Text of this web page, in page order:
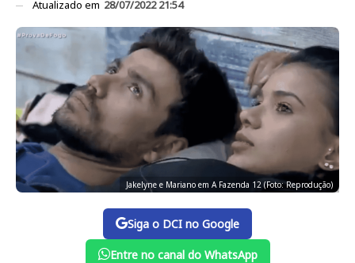
Atualizado em 28/07/2022 21:54
Jakelyne e Mariano em A Fazenda 12 (Foto: Reprodução)
Siga o DCI no Google
Entre no canal do WhatsApp